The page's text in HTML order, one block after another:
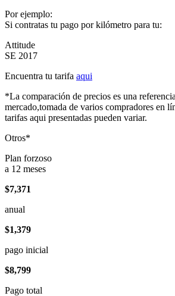
Por ejemplo:
Si contratas tu pago por kilómetro para tu:
Attitude
SE 2017
Encuentra tu tarifa aqui
*La comparación de precios es una
mercado,tomada de varios compradores en
tarifas aqui presentadas pueden variar.
Otros*
Plan forzoso
a 12 meses
$7,371
anual
$1,379
pago inicial
$8,799
Pago total